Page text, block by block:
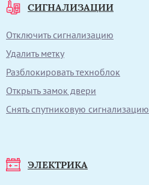
СИГНАЛИЗАЦИИ
Отключить сигнализацию
Удалить метку
Разблокировать техноблок
Открыть замок двери
Снять спутниковую сигнализацию
ЭЛЕКТРИКА